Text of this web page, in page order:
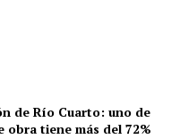
de Río Cuarto: uno de
obra tiene más del 72%